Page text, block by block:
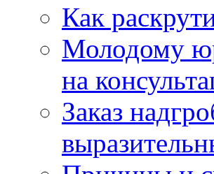
Как
Молодому
на
Заказ